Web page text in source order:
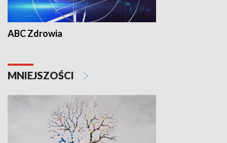
ABC Zdrowia
MNIEJSZOŚCI